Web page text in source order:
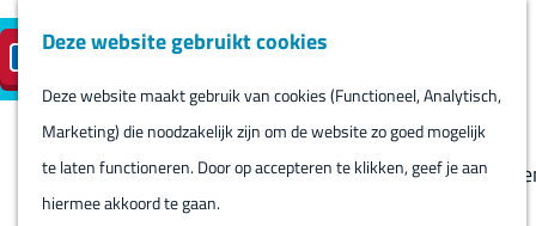
Deze website gebruikt cookies
Deze website maakt gebruik van cookies (Functioneel, Analytisch,
Marketing) die noodzakelijk zijn om de website zo goed mogelijk
te laten functioneren. Door op accepteren te klikken, geef je aan
hiermee akkoord te gaan.
S
e
l
e
c
NL
M
e
n
u
Reserveren
a
c
k
Agenda
Winkels